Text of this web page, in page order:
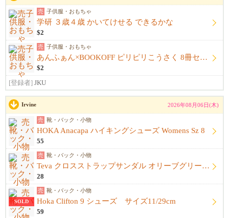
売 子供服・おもちゃ
学研 ３歳４歳 かいてけせる できるかな
$2
売 子供服・おもちゃ
あんふぁん×BOOKOFF ピリピリこうさく 8冊セット
$2
[登録者] JKU
Irvine 2026年08月06日(木)
売 靴・バック・小物
HOKA Anacapa ハイキングシューズ Womens Sz 8
55
売 靴・バック・小物
Teva クロスストラップサンダル オリーブグリーン Mens Sz 11
28
SOLD
売 靴・バック・小物
Hoka Clifton 9 シューズ サイズ11/29cm
59